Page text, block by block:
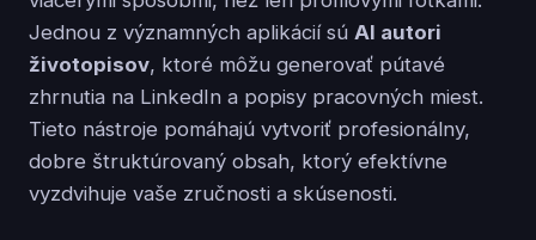
Jednou z významných aplikácií sú AI autori
životopisov, ktoré môžu generovať pútavé
zhrnutia na LinkedIn a popisy pracovných miest.
Tieto nástroje pomáhajú vytvoriť profesionálny,
dobre štruktúrovaný obsah, ktorý efektívne
vyzdvihuje vaše zručnosti a skúsenosti.